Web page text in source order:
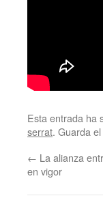
Esta entrada ha
serrat. Guarda el
← La alianza
en vigor